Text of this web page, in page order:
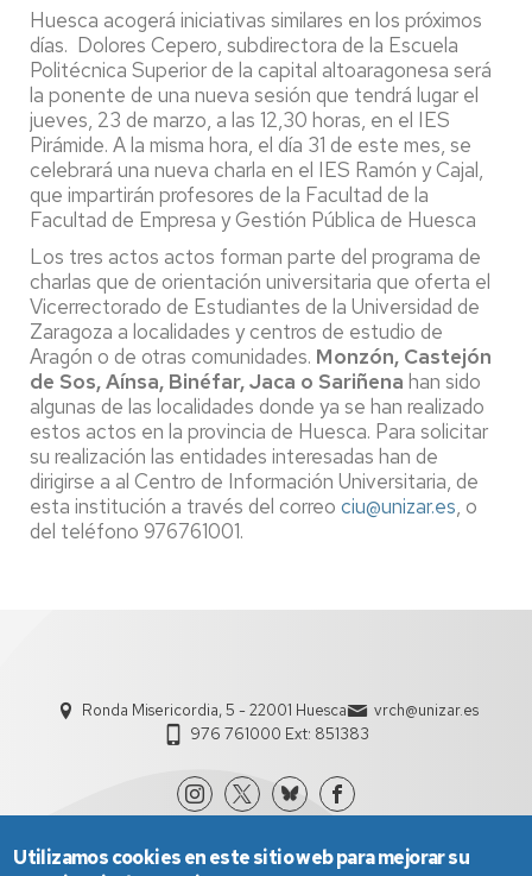
Huesca acogerá iniciativas similares en los próximos
días. Dolores Cepero, subdirectora de la Escuela
Politécnica Superior de la capital altoaragonesa será
la ponente de una nueva sesión que tendrá lugar el
jueves, 23 de marzo, a las 12,30 horas, en el IES
Pirámide. A la misma hora, el día 31 de este mes, se
celebrará una nueva charla en el IES Ramón y Cajal,
que impartirán profesores de la Facultad de la
Facultad de Empresa y Gestión Pública de Huesca
Los tres actos actos forman parte del programa de
charlas que de orientación universitaria que oferta el
Vicerrectorado de Estudiantes de la Universidad de
Zaragoza a localidades y centros de estudio de
Aragón o de otras comunidades. Monzón, Castejón
de Sos, Aínsa, Binéfar, Jaca o Sariñena han sido
algunas de las localidades donde ya se han realizado
estos actos en la provincia de Huesca. Para solicitar
su realización las entidades interesadas han de
dirigirse a al Centro de Información Universitaria, de
esta institución a través del correo ciu@unizar.es, o
del teléfono 976761001.
Ronda Misericordia, 5 - 22001 Huesca
vrch@unizar.es
976 761000 Ext: 851383
Utilizamos cookies en este sitio web para mejorar su